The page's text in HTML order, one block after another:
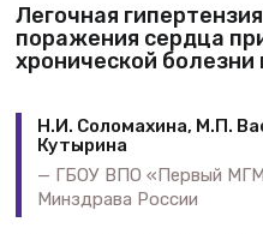
Легочная
поражения сердца
хронической болезни
Н.И. Соломахина, М.П.
Кутырина
ГБОУ ВПО «Первый
Минздрава России